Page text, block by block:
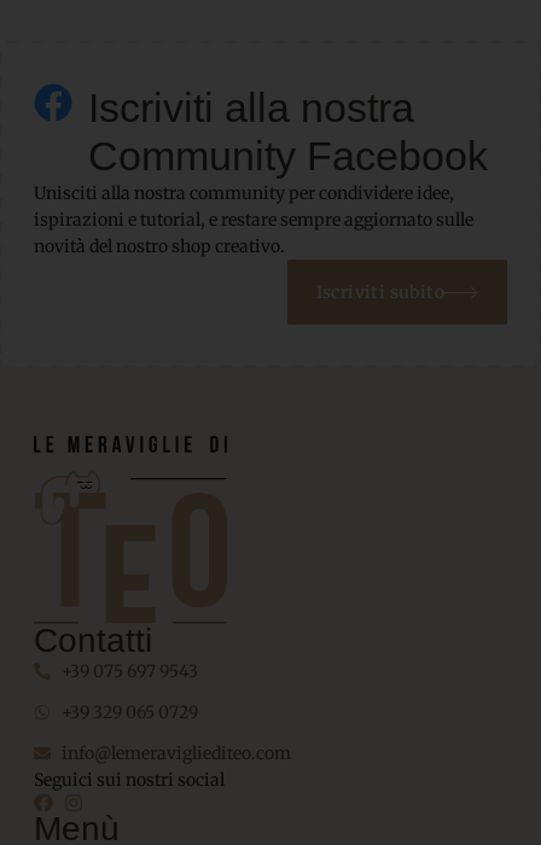
Iscriviti alla nostra
Community Facebook
Unisciti alla nostra community per condividere idee,
ispirazioni e tutorial, e restare sempre aggiornato sulle
novità del nostro shop creativo.
Iscriviti subito
Contatti
+39 075 697 9543
+39 329 065 0729
info@lemeravigliediteo.com
Seguici sui nostri social
Menù